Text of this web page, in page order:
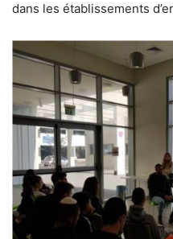
dans les établissements